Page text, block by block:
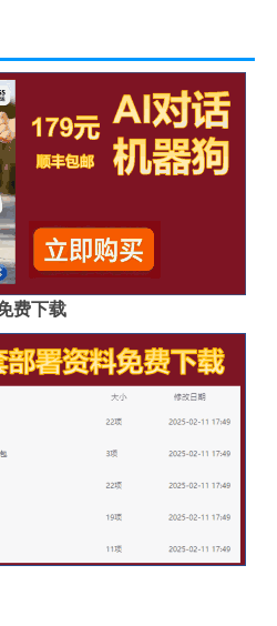
岩板茶几会变色吗吗
浙江黑色的岩板叫什么
岩板吊顶怎么贴瓷砖好看
原木岩板沙发效果图
桌子用哑光岩板好吗
桌面怎么做成岩板墙
怎么分辨岩板和岗石砖
圆岩板玄关壁画视频讲解
供应硅岩板设备哪家好用
岩板贴墙用啥胶最好
影视墙怎么安装岩板灯
湖北现代岩板厂家有几种
费下载